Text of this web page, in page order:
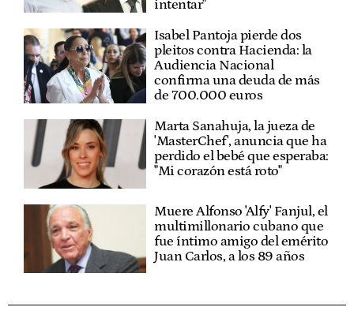
intentar"
Isabel Pantoja pierde dos
pleitos contra Hacienda: la
Audiencia Nacional
confirma una deuda de más
de 700.000 euros
Marta Sanahuja, la jueza de
'MasterChef', anuncia que ha
perdido el bebé que esperaba:
"Mi corazón está roto"
Muere Alfonso 'Alfy' Fanjul, el
multimillonario cubano que
fue íntimo amigo del emérito
Juan Carlos, a los 89 años